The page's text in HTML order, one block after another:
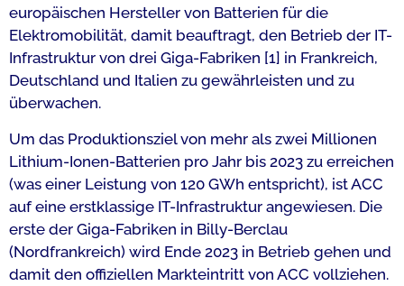
europäischen Hersteller von Batterien für die
Elektromobilität, damit beauftragt, den Betrieb der IT-
Infrastruktur von drei Giga-Fabriken [1] in Frankreich,
Deutschland und Italien zu gewährleisten und zu
überwachen.
Um das Produktionsziel von mehr als zwei Millionen
Lithium-Ionen-Batterien pro Jahr bis 2023 zu erreichen
(was einer Leistung von 120 GWh entspricht), ist ACC
auf eine erstklassige IT-Infrastruktur angewiesen. Die
erste der Giga-Fabriken in Billy-Berclau
(Nordfrankreich) wird Ende 2023 in Betrieb gehen und
damit den offiziellen Markteintritt von ACC vollziehen.